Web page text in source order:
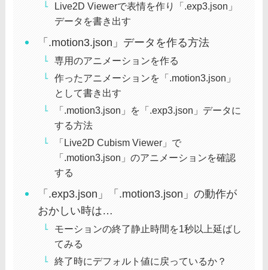
Live2D Viewerで表情を作り「.exp3.json」
データを書き出す
「.motion3.json」データを作る方法
専用のアニメーションを作る
作ったアニメーションを「.motion3.json」
として書き出す
「.motion3.json」を「.exp3.json」データに
する方法
「Live2D Cubism Viewer」で
「.motion3.json」のアニメーションを確認
する
「.exp3.json」「.motion3.json」の動作が
おかしい時は…
モーションの終了静止時間を1秒以上延ばし
てみる
終了時にデフォルト値に戻っているか？